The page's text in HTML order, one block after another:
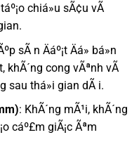
chiá»u sÃ¢u vÃ
sÃ n Äáº¡t Äá» bá»n
khÃ´ng cong vÃªnh vÃ
sau thá»i gian dÃ i.
: KhÃ´ng mÃ¹i, khÃ´ng
cáº£m giÃ¡c Ãªm